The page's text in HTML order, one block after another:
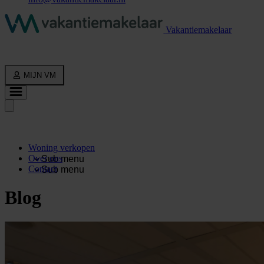
Vakantiemakelaar
MIJN VM
Woning verkopen
Sub menu
Over ons
Sub menu
Contact
Blog